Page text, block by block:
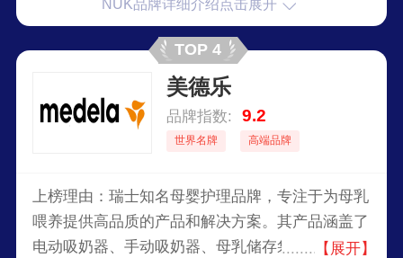
NUK品牌详细介绍点击展开
TOP 4
美德乐
品牌指数: 9.2
世界名牌 高端品牌
上榜理由：瑞士知名母婴护理品牌，专注于为母乳
喂养提供高品质的产品和解决方案。其产品涵盖了
电动吸奶器、手动吸奶器、母乳储存袋、乳头保护
【展开】